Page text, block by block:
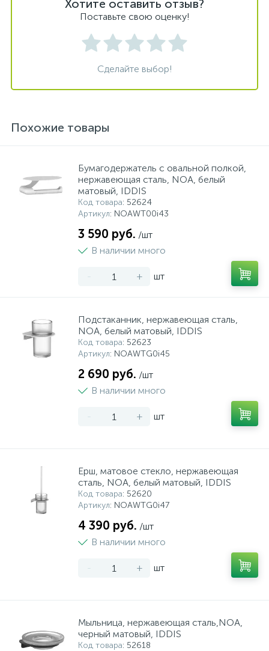
Хотите оставить отзыв?
Поставьте свою оценку!
Сделайте выбор!
Похожие товары
Бумагодержатель с овальной полкой,
нержавеющая сталь, NOA, белый
матовый, IDDIS
Код товара: 52624
Артикул: NOAWT00i43
3 590 руб. /шт
В наличии много
- + шт
Подстаканник, нержавеющая сталь,
NOA, белый матовый, IDDIS
Код товара: 52623
Артикул: NOAWTG0i45
2 690 руб. /шт
В наличии много
- + шт
Ерш, матовое стекло, нержавеющая
сталь, NOA, белый матовый, IDDIS
Код товара: 52620
Артикул: NOAWTG0i47
4 390 руб. /шт
В наличии много
- + шт
Мыльница, нержавеющая сталь,NOА,
черный матовый, IDDIS
Код товара: 52618